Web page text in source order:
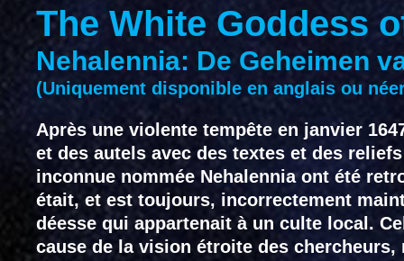
The White Goddess
Nehalennia: De Geheimen
(Uniquement disponible en anglais ou
Après une violente tempête en janvier
et des autels avec des textes et des
inconnue nommée Nehalennia ont été
était, et est toujours, incorrectement
déesse qui appartenait à un culte local.
cause de la vision étroite des chercheurs,